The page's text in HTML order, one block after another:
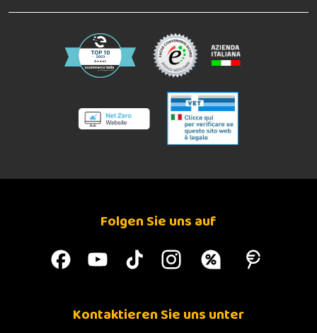
Folgen Sie uns auf
Kontaktieren Sie uns unter